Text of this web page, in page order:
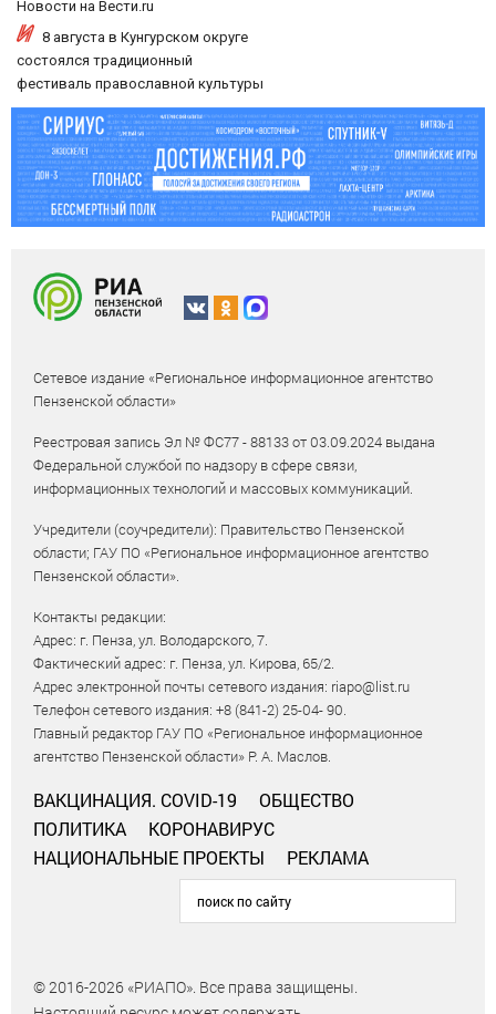
Новости на Вести.ru
8 августа в Кунгурском округе
состоялся традиционный
фестиваль православной культуры
«Свет Белогорья»
Сетевое издание «Региональное информационное агентство
Пензенской области»
Реестровая запись Эл № ФС77 - 88133 от 03.09.2024 выдана
Федеральной службой по надзору в сфере связи,
информационных технологий и массовых коммуникаций.
Учредители (соучредители): Правительство Пензенской
области; ГАУ ПО «Региональное информационное агентство
Пензенской области».
Контакты редакции:
Адрес: г. Пенза, ул. Володарского, 7.
Фактический адрес: г. Пенза, ул. Кирова, 65/2.
Адрес электронной почты сетевого издания: riapo@list.ru
Телефон сетевого издания: +8 (841-2) 25-04- 90.
Главный редактор ГАУ ПО «Региональное информационное
агентство Пензенской области» Р. А. Маслов.
ВАКЦИНАЦИЯ. COVID-19
ОБЩЕСТВО
ПОЛИТИКА
КОРОНАВИРУС
НАЦИОНАЛЬНЫЕ ПРОЕКТЫ
РЕКЛАМА
© 2016-2026 «РИАПО». Все права защищены.